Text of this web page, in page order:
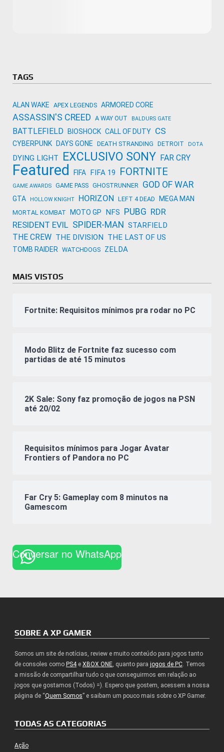
TAGS
ALAN WAKE APEX LEGENDS ARMORED CORE
ASSASSIN'S CREED A WAY OUT BALDURS GATE
BATTLEFIELD BIOSHOCK CALL OF DUTY CS
CYBERPUNK DAYS GONE DEATH STRANDING DETROIT DOTA
DYING LIGHT EXCLUSIVO SONY FAR CRY
Featured FIFA FIFA 19 FORTNITE
GAME AWARDS GAME PASS GHOSTRUNNER GOD OF WAR
GTA HOLLOW KNIGHT HORIZON LEFT 4 DEAD MEGA MAN
MORTAL KOMBAT MOTO GP NFS PUBG RDR
RESIDENT EVIL SPIDER-MAN STARFIELD
THE CREW THE DIVISION THE LAST OF US
TOMB RAIDER WATCHDOGS ZELDA
MAIS VISTOS
Fortnite: Requisitos mínimos pra rodar no PC
Modo Blitz de Fortnite faz sucesso com
partidas de até 15 minutos
2K Sale: Sony faz promoção de jogos na PSN
até 20/02
Requisitos mínimos para Jogar Avatar
Frontiers of Pandora no PC
Far Cry 5: Gameplay com 8 minutos na
Gamescom
Conversar no WhatsApp
SOBRE A XP GAMER
Somos um site de notícias, review e muito conteúdo para jogos tanto
de consoles como PS4e XBOX ONE, quanto para jogos de PC. Temos
a missão de compartilhar tudo o que conseguirmos em relação ao
jogos que gostamos (Todos) =). Espero que gostem, acessem a nossa
página de “Quem Somos” e saibam um pouco mais sobre o XP Gamer.
TODAS AS CATEGORIAS
Ação